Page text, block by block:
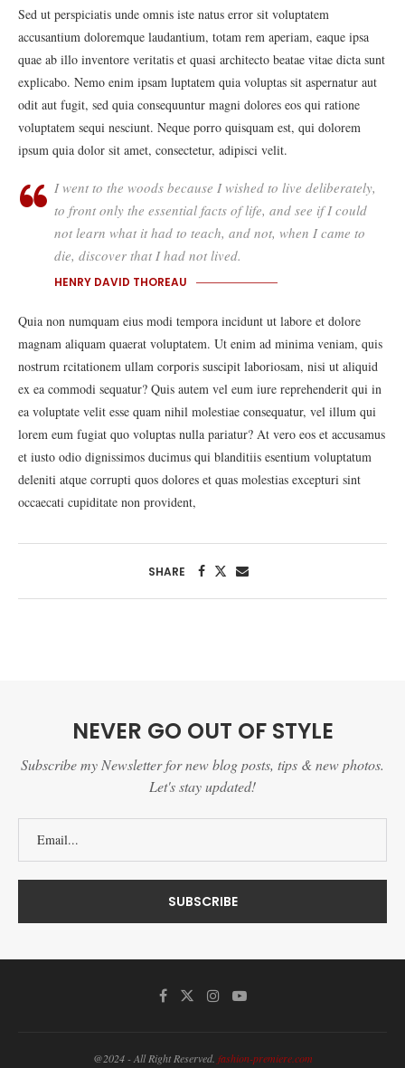
Sed ut perspiciatis unde omnis iste natus error sit voluptatem
accusantium doloremque laudantium, totam rem aperiam, eaque ipsa
quae ab illo inventore veritatis et quasi architecto beatae vitae dicta sunt
explicabo. Nemo enim ipsam luptatem quia voluptas sit aspernatur aut
odit aut fugit, sed quia consequuntur magni dolores eos qui ratione
voluptatem sequi nesciunt. Neque porro quisquam est, qui dolorem
ipsum quia dolor sit amet, consectetur, adipisci velit.
I went to the woods because I wished to live deliberately,
to front only the essential facts of life, and see if I could
not learn what it had to teach, and not, when I came to
die, discover that I had not lived.
HENRY DAVID THOREAU
Quia non numquam eius modi tempora incidunt ut labore et dolore
magnam aliquam quaerat voluptatem. Ut enim ad minima veniam, quis
nostrum rcitationem ullam corporis suscipit laboriosam, nisi ut aliquid
ex ea commodi sequatur? Quis autem vel eum iure reprehenderit qui in
ea voluptate velit esse quam nihil molestiae consequatur, vel illum qui
lorem eum fugiat quo voluptas nulla pariatur? At vero eos et accusamus
et iusto odio dignissimos ducimus qui blanditiis esentium voluptatum
deleniti atque corrupti quos dolores et quas molestias excepturi sint
occaecati cupiditate non provident,
SHARE
NEVER GO OUT OF STYLE
Subscribe my Newsletter for new blog posts, tips & new photos.
Let's stay updated!
@2024 - All Right Reserved. fashion-premiere.com